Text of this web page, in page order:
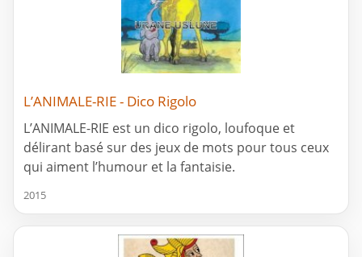
L’ANIMALE-RIE - Dico Rigolo
L’ANIMALE-RIE est un dico rigolo, loufoque et
délirant basé sur des jeux de mots pour tous ceux
qui aiment l’humour et la fantaisie.
2015